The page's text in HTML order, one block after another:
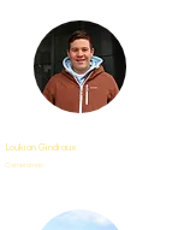
Loukian Gindraux
Cameraman